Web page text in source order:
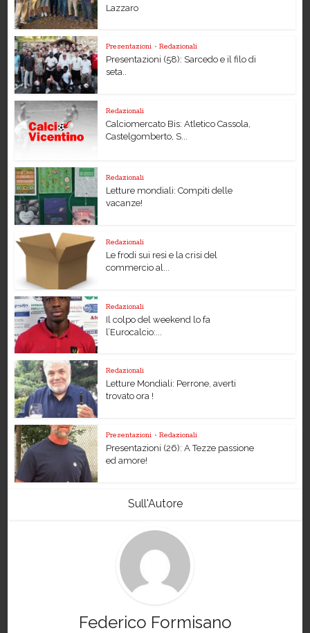
Lazzaro
Presentazioni • Redazionali
Presentazioni (58): Sarcedo e il filo di
seta..
Redazionali
Calciomercato Bis: Atletico Cassola,
Castelgomberto, S...
Redazionali
Letture mondiali: Compiti delle
vacanze!
Redazionali
Le frodi sui resi e la crisi del
commercio al...
Redazionali
Il colpo del weekend lo fa
l’Eurocalcio:...
Redazionali
Letture Mondiali: Perrone, averti
trovato ora !
Presentazioni • Redazionali
Presentazioni (26): A Tezze passione
ed amore!
Sull'Autore
Federico Formisano